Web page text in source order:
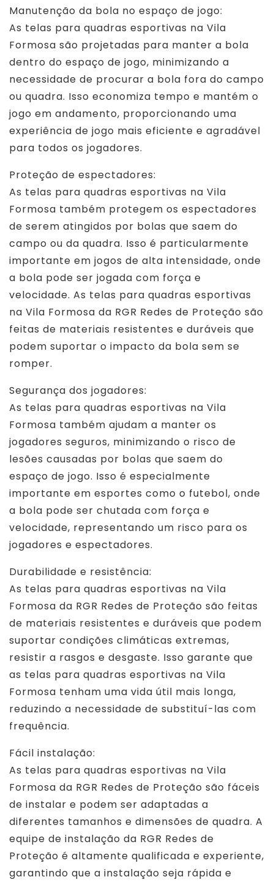
Manutenção da bola no espaço de jogo:
As telas para quadras esportivas na Vila
Formosa são projetadas para manter a bola
dentro do espaço de jogo, minimizando a
necessidade de procurar a bola fora do campo
ou quadra. Isso economiza tempo e mantém o
jogo em andamento, proporcionando uma
experiência de jogo mais eficiente e agradável
para todos os jogadores.
Proteção de espectadores:
As telas para quadras esportivas na Vila
Formosa também protegem os espectadores
de serem atingidos por bolas que saem do
campo ou da quadra. Isso é particularmente
importante em jogos de alta intensidade, onde
a bola pode ser jogada com força e
velocidade. As telas para quadras esportivas
na Vila Formosa da RGR Redes de Proteção são
feitas de materiais resistentes e duráveis que
podem suportar o impacto da bola sem se
romper.
Segurança dos jogadores:
As telas para quadras esportivas na Vila
Formosa também ajudam a manter os
jogadores seguros, minimizando o risco de
lesões causadas por bolas que saem do
espaço de jogo. Isso é especialmente
importante em esportes como o futebol, onde
a bola pode ser chutada com força e
velocidade, representando um risco para os
jogadores e espectadores.
Durabilidade e resistência:
As telas para quadras esportivas na Vila
Formosa da RGR Redes de Proteção são feitas
de materiais resistentes e duráveis que podem
suportar condições climáticas extremas,
resistir a rasgos e desgaste. Isso garante que
as telas para quadras esportivas na Vila
Formosa tenham uma vida útil mais longa,
reduzindo a necessidade de substituí-las com
frequência.
Fácil instalação:
As telas para quadras esportivas na Vila
Formosa da RGR Redes de Proteção são fáceis
de instalar e podem ser adaptadas a
diferentes tamanhos e dimensões de quadra. A
equipe de instalação da RGR Redes de
Proteção é altamente qualificada e experiente,
garantindo que a instalação seja rápida e